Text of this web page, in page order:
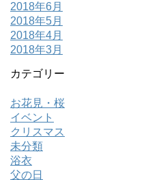
2018年6月
2018年5月
2018年4月
2018年3月
カテゴリー
お花見・桜
イベント
クリスマス
未分類
浴衣
父の日